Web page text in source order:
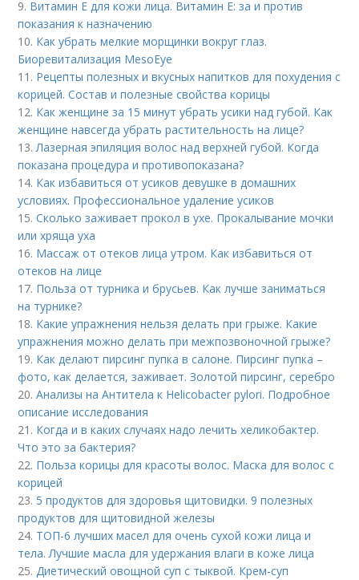
9. Витамин E для кожи лица. Витамин Е: за и против
показания к назначению
10. Как убрать мелкие морщинки вокруг глаз.
Биоревитализация MesoEye
11. Рецепты полезных и вкусных напитков для похудения с
корицей. Состав и полезные свойства корицы
12. Как женщине за 15 минут убрать усики над губой. Как
женщине навсегда убрать растительность на лице?
13.Лазерная эпиляция волос над верхней губой. Когда
показана процедура и противопоказана?
14. Как избавиться от усиков девушке в домашних
условиях. Профессиональное удаление усиков
15.Сколько заживает прокол в ухе. Прокалывание мочки
или хряща уха
16. Массаж от отеков лица утром. Как избавиться от
отеков на лице
17. Польза от турника и брусьев. Как лучше заниматься
на турнике?
18. Какие упражнения нельзя делать при грыже. Какие
упражнения можно делать при межпозвоночной грыже?
19. Как делают пирсинг пупка в салоне. Пирсинг пупка –
фото, как делается, заживает. Золотой пирсинг, серебро
20.Анализы на Антитела к Helicobacter pylori. Подробное
описание исследования
21. Когда и в каких случаях надо лечить хеликобактер.
Что это за бактерия?
22. Польза корицы для красоты волос. Маска для волос с
корицей
23. 5 продуктов для здоровья щитовидки. 9 полезных
продуктов для щитовидной железы
24. ТОП-6 лучших масел для очень сухой кожи лица и
тела. Лучшие масла для удержания влаги в коже лица
25.Диетический овощной суп с тыквой. Крем-суп